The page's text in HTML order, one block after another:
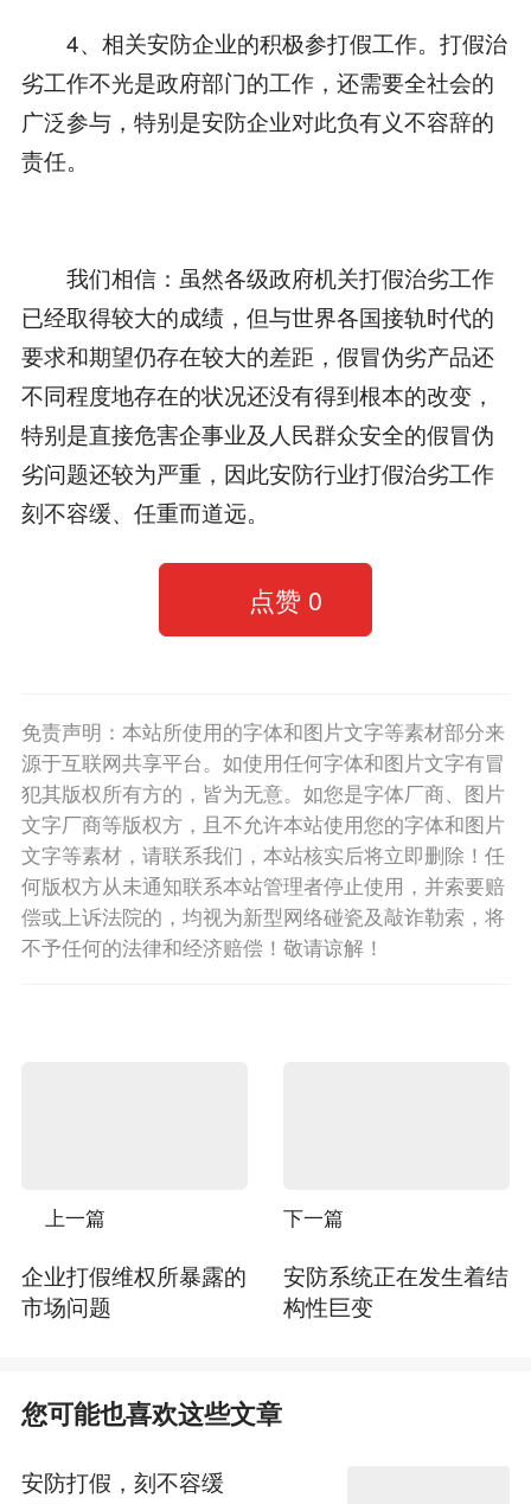
4、相关安防企业的积极参打假工作。打假治
劣工作不光是政府部门的工作，还需要全社会的
广泛参与，特别是安防企业对此负有义不容辞的
责任。
我们相信：虽然各级政府机关打假治劣工作
已经取得较大的成绩，但与世界各国接轨时代的
要求和期望仍存在较大的差距，假冒伪劣产品还
不同程度地存在的状况还没有得到根本的改变，
特别是直接危害企事业及人民群众安全的假冒伪
劣问题还较为严重，因此安防行业打假治劣工作
刻不容缓、任重而道远。
点赞 0
免责声明：本站所使用的字体和图片文字等素材部分来
源于互联网共享平台。如使用任何字体和图片文字有冒
犯其版权所有方的，皆为无意。如您是字体厂商、图片
文字厂商等版权方，且不允许本站使用您的字体和图片
文字等素材，请联系我们，本站核实后将立即删除！任
何版权方从未通知联系本站管理者停止使用，并索要赔
偿或上诉法院的，均视为新型网络碰瓷及敲诈勒索，将
不予任何的法律和经济赔偿！敬请谅解！
上一篇
企业打假维权所暴露的
市场问题
下一篇
安防系统正在发生着结
构性巨变
您可能也喜欢这些文章
安防打假，刻不容缓